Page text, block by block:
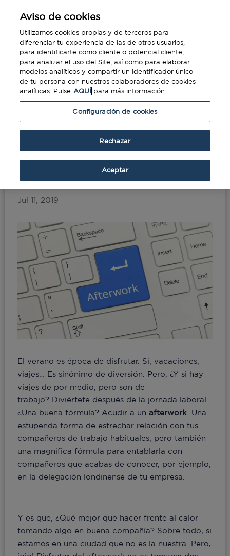
Portada»Este verano, disfruta del afterwork
en tu viaje de negocios
Este verano, disfruta del
afterwork en tu viaje de
negocios
Jul 11, 2019
El verano es época de disfrutar. Sí, vacaciones,
viajes… Es sinónimo de diversión. Pero, ¿Y si hay
viajes de por medio, pero son de
trabajo? Diviértete después de la jornada laboral.
¿Una buena fórmula? Acudir a un afterwork. Una
estupenda forma de estrechar relación con tus
compañeros de trabajo habituales, pero también
una magnífica fórmula para entablarla con
compañeros que acabas de conocer, por ejemplo,
en la delegación londinense de tu empresa.
Y es que, ¿Qué mejor que hacer frente al calor
tomando algo en buena compañía? Sobre todo, si
estamos en una ciudad que no es la nuestra. Pero,
Aviso de cookies
Utilizamos cookies propias y de terceros para
diferenciar tu experiencia de las de otros usuarios,
para identificarte como cliente o potencial cliente,
para analizar el uso del Site, así como para elaborar
modelos analíticos y compartir un identificador único
de tu persona con nuestros colaboradores de cookies
analíticas. Pulse AQUÍ para más información.
Configuración de cookies
Rechazar
Aceptar